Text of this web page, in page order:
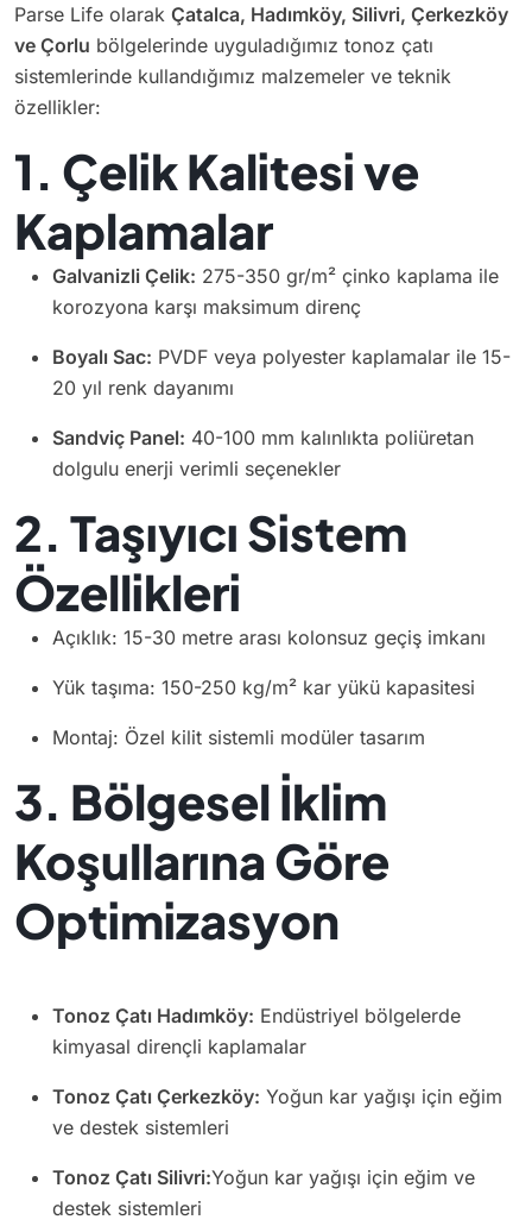
Parse Life olarak Çatalca, Hadımköy, Silivri, Çerkezköy
ve Çorlu bölgelerinde uyguladığımız tonoz çatı
sistemlerinde kullandığımız malzemeler ve teknik
özellikler:
1. Çelik Kalitesi ve
Kaplamalar
Galvanizli Çelik: 275-350 gr/m² çinko kaplama ile
korozyona karşı maksimum direnç
Boyalı Sac: PVDF veya polyester kaplamalar ile 15-
20 yıl renk dayanımı
Sandviç Panel: 40-100 mm kalınlıkta poliüretan
dolgulu enerji verimli seçenekler
2. Taşıyıcı Sistem
Özellikleri
Açıklık: 15-30 metre arası kolonsuz geçiş imkanı
Yük taşıma: 150-250 kg/m² kar yükü kapasitesi
Montaj: Özel kilit sistemli modüler tasarım
3. Bölgesel İklim
Koşullarına Göre
Optimizasyon
Tonoz Çatı Hadımköy: Endüstriyel bölgelerde
kimyasal dirençli kaplamalar
Tonoz Çatı Çerkezköy: Yoğun kar yağışı için eğim
ve destek sistemleri
Tonoz Çatı Silivri:Yoğun kar yağışı için eğim ve
destek sistemleri